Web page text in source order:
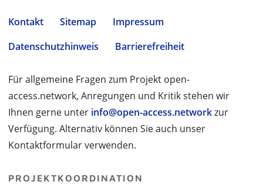
Kontakt Sitemap
Impressum
Datenschutzhinweis
Barrierefreiheit
Für allgemeine Fragen zum Projekt open-
access.network, Anregungen und Kritik stehen wir
Ihnen gerne unter info@open-access.networkzur
Verfügung. Alternativ können Sie auch unser
Kontaktformular verwenden.
PROJEKTKOORDINATION